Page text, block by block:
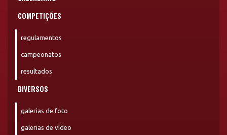
COMPETIÇÕES
regulamentos
campeonatos
resultados
DIVERSOS
galerias de foto
galerias de vídeo